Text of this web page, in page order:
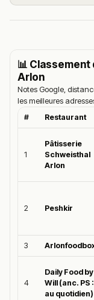
📊
Arlon
Notes Google,
les meilleures
# Restaurant
1
Pâtisserie
Schweisthal
Arlon
2 Peshkir
3
4
Daily Food by
Will (anc. PS :
au quotidien)